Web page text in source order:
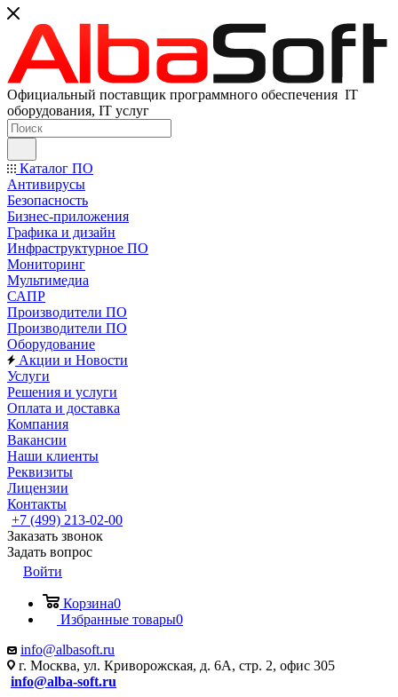
Официальный поставщик программного обеспечения IT
оборудования, IT услуг
Каталог ПО
Антивирусы
Безопасность
Бизнес-приложения
Графика и дизайн
Инфраструктурное ПО
Мониторинг
Мультимедиа
САПР
Производители ПО
Производители ПО
Оборудование
Акции и Новости
Услуги
Решения и услуги
Оплата и доставка
Компания
Вакансии
Наши клиенты
Реквизиты
Лицензии
Контакты
+7 (499) 213-02-00
Заказать звонок
Задать вопрос
Войти
Корзина0
Избранные товары0
info@albasoft.ru
г. Москва, ул. Криворожская, д. 6А, стр. 2, офис 305
info@alba-soft.ru